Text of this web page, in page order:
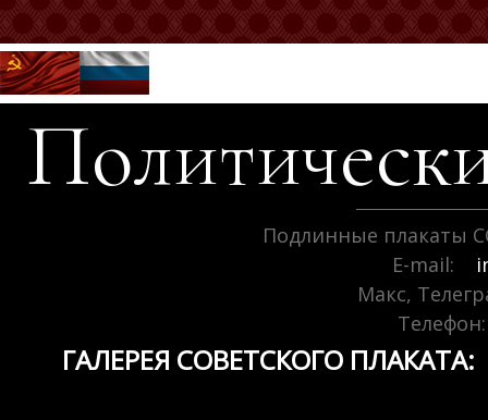
Подлинные плакаты
E-mail:
Макс,
Телефон:
ГАЛЕРЕЯ СОВЕТСКОГО ПЛАКАТА: